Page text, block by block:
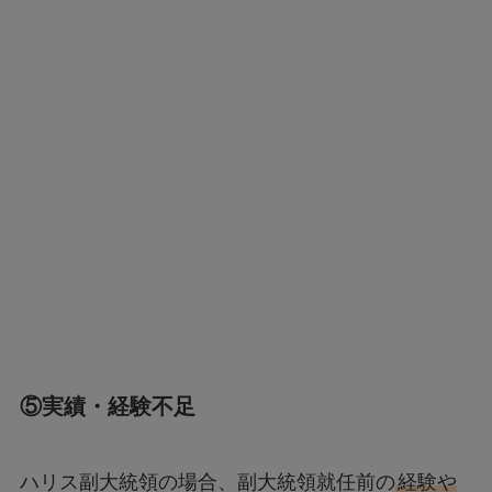
⑤実績・経験不足
ハリス副大統領の場合、副大統領就任前の経験や